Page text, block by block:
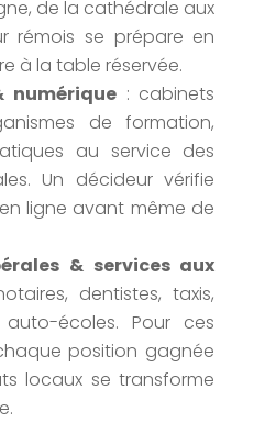
de la cathédrale aux
rémois se prépare en
à la table réservée.
numérique: cabinets
de formation,
au service des
Un décideur vérifie
ligne avant même de
& services aux
dentistes, taxis,
écoles. Pour ces
position gagnée
locaux se transforme